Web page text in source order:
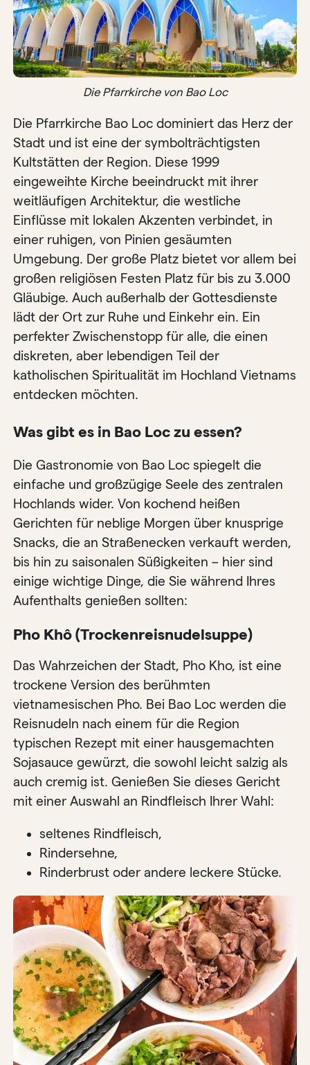
Die Pfarrkirche von Bao Loc
Die Pfarrkirche Bao Loc dominiert das Herz der
Stadt und ist eine der symbolträchtigsten
Kultstätten der Region. Diese 1999
eingeweihte Kirche beeindruckt mit ihrer
weitläufigen Architektur, die westliche
Einflüsse mit lokalen Akzenten verbindet, in
einer ruhigen, von Pinien gesäumten
Umgebung. Der große Platz bietet vor allem bei
großen religiösen Festen Platz für bis zu 3.000
Gläubige. Auch außerhalb der Gottesdienste
lädt der Ort zur Ruhe und Einkehr ein. Ein
perfekter Zwischenstopp für alle, die einen
diskreten, aber lebendigen Teil der
katholischen Spiritualität im Hochland Vietnams
entdecken möchten.
Was gibt es in Bao Loc zu essen?
Die Gastronomie von Bao Loc spiegelt die
einfache und großzügige Seele des zentralen
Hochlands wider. Von kochend heißen
Gerichten für neblige Morgen über knusprige
Snacks, die an Straßenecken verkauft werden,
bis hin zu saisonalen Süßigkeiten – hier sind
einige wichtige Dinge, die Sie während Ihres
Aufenthalts genießen sollten:
Pho Khô (Trockenreisnudelsuppe)
Das Wahrzeichen der Stadt, Pho Kho, ist eine
trockene Version des berühmten
vietnamesischen Pho. Bei Bao Loc werden die
Reisnudeln nach einem für die Region
typischen Rezept mit einer hausgemachten
Sojasauce gewürzt, die sowohl leicht salzig als
auch cremig ist. Genießen Sie dieses Gericht
mit einer Auswahl an Rindfleisch Ihrer Wahl:
seltenes Rindfleisch,
Rindersehne,
Rinderbrust oder andere leckere Stücke.